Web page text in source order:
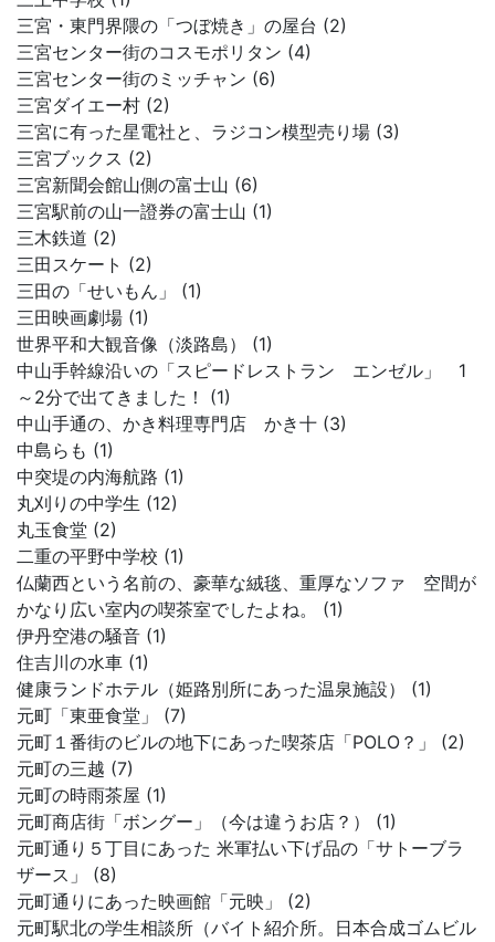
三宮・東門界隈の「つぼ焼き」の屋台 (2)
三宮センター街のコスモポリタン (4)
三宮センター街のミッチャン (6)
三宮ダイエー村 (2)
三宮に有った星電社と、ラジコン模型売り場 (3)
三宮ブックス (2)
三宮新聞会館山側の富士山 (6)
三宮駅前の山一證券の富士山 (1)
三木鉄道 (2)
三田スケート (2)
三田の「せいもん」 (1)
三田映画劇場 (1)
世界平和大観音像（淡路島） (1)
中山手幹線沿いの「スピードレストラン エンゼル」 1
～2分で出てきました！ (1)
中山手通の、かき料理専門店 かき十 (3)
中島らも (1)
中突堤の内海航路 (1)
丸刈りの中学生 (12)
丸玉食堂 (2)
二重の平野中学校 (1)
仏蘭西という名前の、豪華な絨毯、重厚なソファ 空間が
かなり広い室内の喫茶室でしたよね。 (1)
伊丹空港の騒音 (1)
住吉川の水車 (1)
健康ランドホテル（姫路別所にあった温泉施設） (1)
元町「東亜食堂」 (7)
元町１番街のビルの地下にあった喫茶店「POLO？」 (2)
元町の三越 (7)
元町の時雨茶屋 (1)
元町商店街「ボングー」（今は違うお店？） (1)
元町通り５丁目にあった 米軍払い下げ品の「サトーブラ
ザース」 (8)
元町通りにあった映画館「元映」 (2)
元町駅北の学生相談所（バイト紹介所。日本合成ゴムビル